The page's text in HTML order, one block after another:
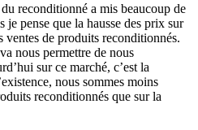
reconditionné a mis beaucoup de
je pense que la hausse des prix sur
ventes de produits reconditionnés.
nous permettre de nous
sur ce marché, c’est la
nous sommes moins
reconditionnés que sur la